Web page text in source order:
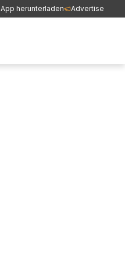
App herunterladen Advertise